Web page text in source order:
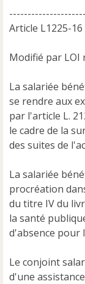
Article L1225-16
Modifié par LOI
La salariée
se rendre aux
par l'article L.
le cadre de la
des suites de
La salariée
procréation
du titre IV du
la santé
d'absence pour
Le conjoint
d'une